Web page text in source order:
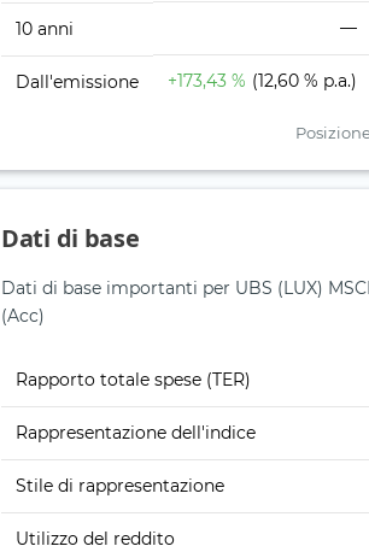
10 anni —
Dall'emissione +173,43 % (12,60 % p.a.)
Dati di base
Dati di base importanti per UBS (LUX)
(Acc)
Rapporto totale spese (TER)
Rappresentazione dell'indice
Stile di rappresentazione
Utilizzo del reddito